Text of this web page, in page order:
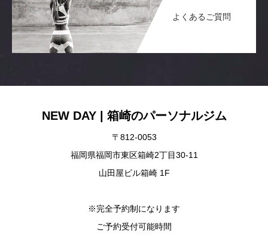
よくあるご質問
NEW DAY | 箱崎のパーソナルジム
〒812-0053
福岡県福岡市東区箱崎2丁目30-11
山田屋ビル箱崎 1F
※完全予約制になります
ご予約受付可能時間